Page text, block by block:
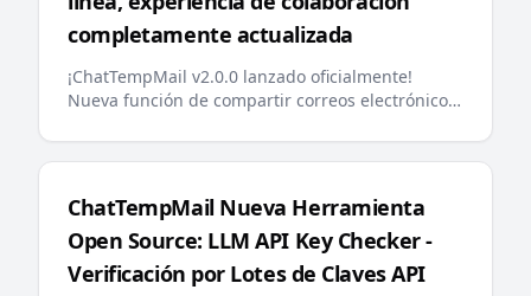
completamente actualizada
¡ChatTempMail v2.0.0 lanzado oficialmente!
Nueva función de compartir correos electrónicos,
correos, mensajes de error multilingües, llms.txt
importantes brindan a los usuarios una
experiencia de correo temporal más inteligente y
conveniente
ChatTempMail Nueva Herramienta
Open Source: LLM API Key Checker -
Verificación por Lotes de Claves API